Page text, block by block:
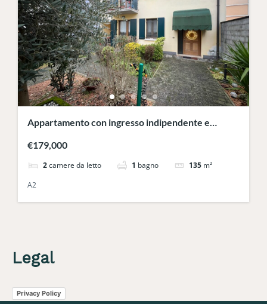
Appartamento con ingresso indipendente e
€179,000
2 camere da letto 1 bagno 135 m²
A2
Legal
Privacy Policy